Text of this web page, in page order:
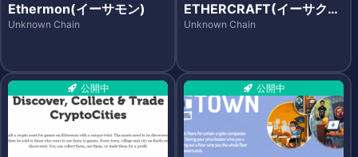
Ethermon(イーサモン)
Unknown Chain
ETHERCRAFT(イーサクラ
フト)
Unknown Chain
公開中 公開中